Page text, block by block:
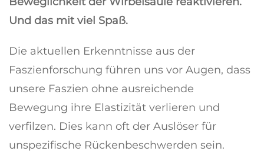
Und das mit viel Spaß.
Die aktuellen Erkenntnisse aus der
Faszienforschung führen uns vor Augen, dass
unsere Faszien ohne ausreichende
Bewegung ihre Elastizität verlieren und
verfilzen. Dies kann oft der Auslöser für
unspezifische Rückenbeschwerden sein.